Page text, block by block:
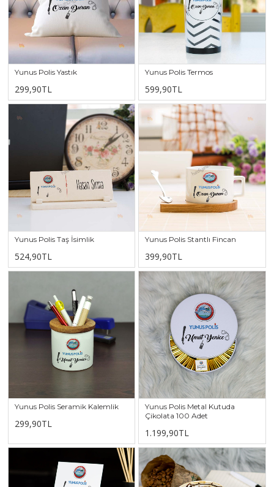
Yunus Polis Yastık
299,90TL
Yunus Polis Termos
599,90TL
Yunus Polis Taş İsimlik
524,90TL
Yunus Polis Stantlı Fincan
399,90TL
Yunus Polis Seramik Kalemlik
299,90TL
Yunus Polis Metal Kutuda
Çikolata 100 Adet
1.199,90TL